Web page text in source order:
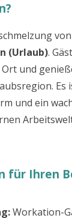
(Urlaub).
und
Es
und ein
für Ihren
Workation-